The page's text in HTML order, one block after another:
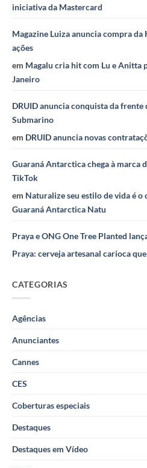
iniciativa da Mastercard
Magazine Luiza anuncia compra
ações
em Magalu cria hit com Lu e Anitta
Janeiro
DRUID anuncia conquista da frente
Submarino
em DRUID anuncia novas
Guaraná Antarctica chega à marca
TikTok
em Naturalize seu estilo de vida é o
Guaraná Antarctica Natu
Praya e ONG One Tree Planted
Praya: cerveja artesanal carioca
CATEGORIAS
Agências
Anunciantes
Cannes
CES
Coberturas especiais
Destaques
Destaques em Vídeo